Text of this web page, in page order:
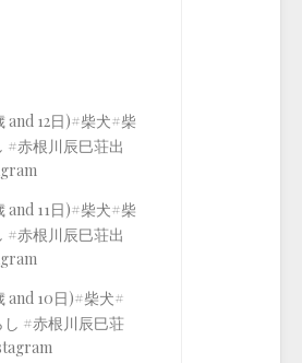
and 12日)#柴犬#柴
#赤根川辰巳荘出
and 11日)#柴犬#柴
#赤根川辰巳荘出
and 10日)#柴犬#
#赤根川辰巳荘